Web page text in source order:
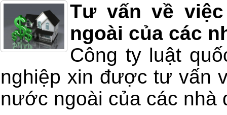
Tư vấn về
ngoài của các
Công ty luật
nghiệp xin được tư vấn
nước ngoài của các nhà